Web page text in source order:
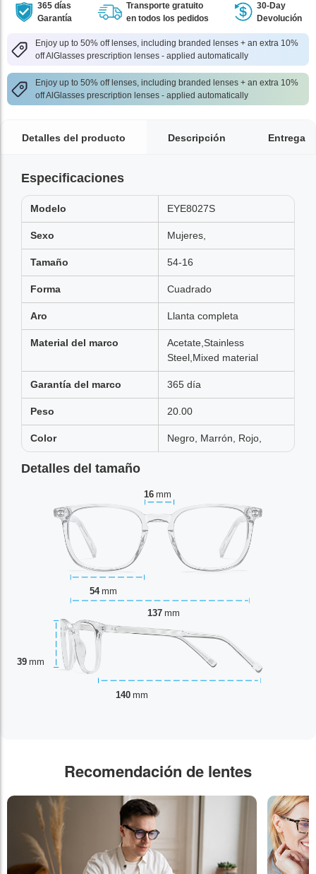
365 días
Garantía
Transporte gratuito
en todos los pedidos
30-Day
Devolución
Enjoy up to 50% off lenses, including branded lenses + an extra 10%
off AlGlasses prescription lenses - applied automatically
Enjoy up to 50% off lenses, including branded lenses + an extra 10%
off AlGlasses prescription lenses - applied automatically
Detalles del producto Descripción Entrega
Especificaciones
Modelo EYE8027S
Sexo Mujeres,
Tamaño 54-16
Forma Cuadrado
Aro Llanta completa
Material del marco
Acetate,Stainless
Steel,Mixed material
Garantía del marco 365 día
Peso 20.00
Color Negro, Marrón, Rojo,
Detalles del tamaño
16 mm
54 mm
39 mm
137 mm
140 mm
Recomendación de lentes